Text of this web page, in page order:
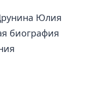
Юлия
биография